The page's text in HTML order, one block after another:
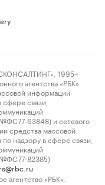
1995–
агентства «РБК»
информации
связи,
63848) и сетевого
средства массовой
надзору в сфере связи,
№ФС77-82385)
агентство «РБК».